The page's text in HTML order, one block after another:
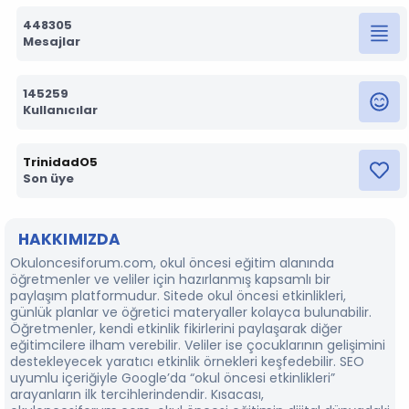
448305
Mesajlar
145259
Kullanıcılar
TrinidadO5
Son üye
HAKKIMIZDA
Okuloncesiforum.com, okul öncesi eğitim alanında
öğretmenler ve veliler için hazırlanmış kapsamlı bir
paylaşım platformudur. Sitede okul öncesi etkinlikleri,
günlük planlar ve öğretici materyaller kolayca bulunabilir.
Öğretmenler, kendi etkinlik fikirlerini paylaşarak diğer
eğitimcilere ilham verebilir. Veliler ise çocuklarının gelişimini
destekleyecek yaratıcı etkinlik örnekleri keşfedebilir. SEO
uyumlu içeriğiyle Google’da “okul öncesi etkinlikleri”
arayanların ilk tercihlerindendir. Kısacası,